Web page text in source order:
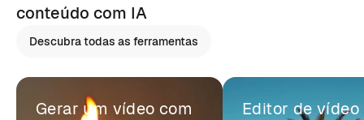
conteúdo com IA
Descubra todas as ferramentas
Gerar um vídeo com
Editor de vídeo